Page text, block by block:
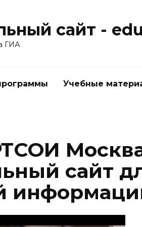
сайт -
ГИА
Учебные
сайт